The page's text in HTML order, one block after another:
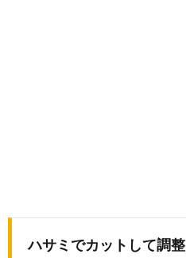
ハサミでカットして調整